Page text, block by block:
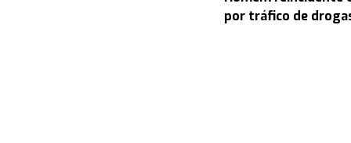
por tráfico de